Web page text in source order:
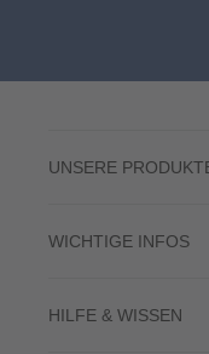
UNSERE
WICHTIGE INFOS
HILFE & WISSEN